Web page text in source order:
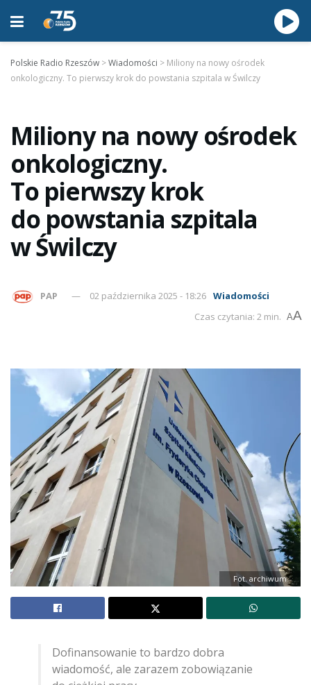
Polskie Radio Rzeszów >Wiadomości > Miliony na nowy ośrodek
onkologiczny. To pierwszy krok do powstania szpitala w Świlczy
Miliony na nowy ośrodek
onkologiczny.
To pierwszy krok
do powstania szpitala
w Świlczy
PAP 02 października 2025 - 18:26 Wiadomości
Czas czytania: 2 min. AA
Fot. archiwum
Dofinansowanie to bardzo dobra
wiadomość, ale zarazem zobowiązanie